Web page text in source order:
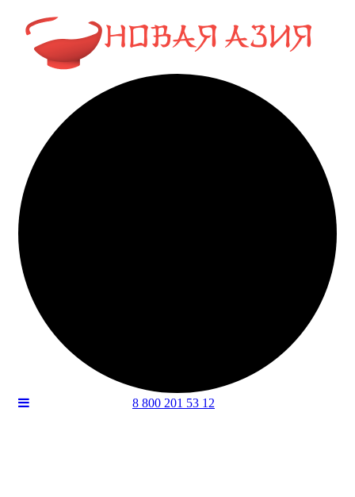
8 800 201 53 12